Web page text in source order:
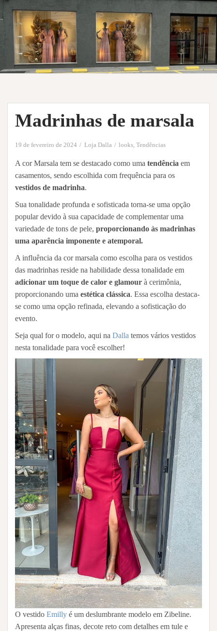
Madrinhas de marsala
19 de fevereiro de 2024 Loja Dalla looks Tendências
A cor Marsala tem se destacado como uma tendência em
casamentos, sendo escolhida com frequência para os
vestidos de madrinha.
Sua tonalidade profunda e sofisticada torna-se uma opção
popular devido à sua capacidade de complementar uma
variedade de tons de pele, proporcionando às madrinhas
uma aparência imponente e atemporal.
A influência da cor marsala como escolha para os vestidos
das madrinhas reside na habilidade dessa tonalidade em
adicionar um toque de calor e glamour à cerimônia,
proporcionando uma estética clássica. Essa escolha destaca-
se como uma opção refinada, elevando a sofisticação do
evento.
Seja qual for o modelo, aqui na Dalla temos vários vestidos
nesta tonalidade para você escolher!
O vestido Emilly é um deslumbrante modelo em Zibeline.
Apresenta alças finas, decote reto com detalhes em tule e